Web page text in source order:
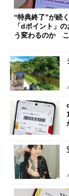
“特典終了”が続
「dポイント」
う変わるのか